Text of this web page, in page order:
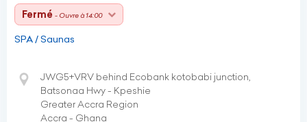
Fermé - Ouvre à 14:00
SPA / Saunas
JWG5+VRV behind Ecobank kotobabi junction,
Batsonaa Hwy - Kpeshie
Greater Accra Region
Accra - Ghana